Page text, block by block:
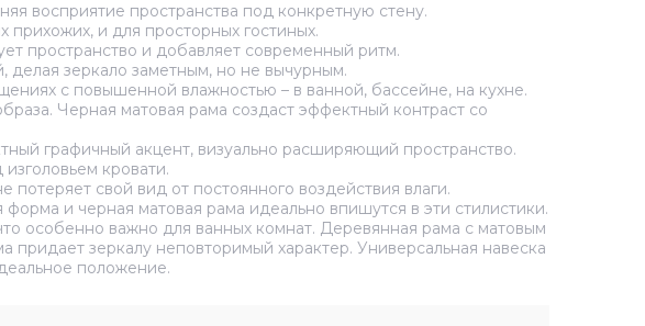
восприятие пространства под конкретную стену.
и для просторных гостиных.
пространство и добавляет современный ритм.
делая зеркало заметным, но не вычурным.
с повышенной влажностью – в ванной, бассейне, на кухне.
Черная матовая рама создаст эффектный контраст со
графичный акцент, визуально расширяющий пространство.
кровати.
потеряет свой вид от постоянного воздействия влаги.
форма и черная матовая рама идеально впишутся в эти стилистики.
особенно важно для ванных комнат. Деревянная рама с матовым
зеркалу неповторимый характер. Универсальная навеска
положение.